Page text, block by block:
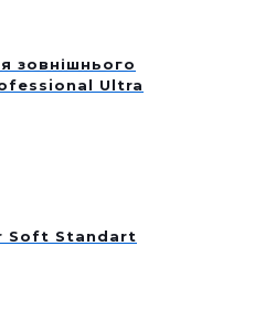
зовнішнього
Ultra
Soft Standart